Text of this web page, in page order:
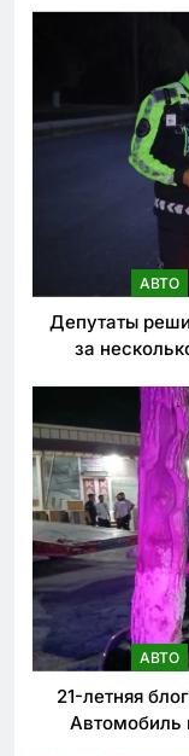
АВТО
Депутаты
за
АВТО
21-летняя
Автомобиль